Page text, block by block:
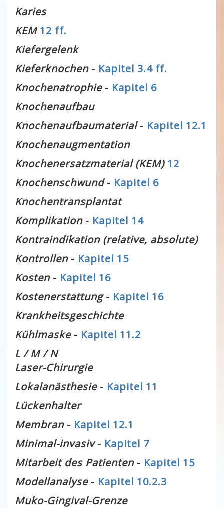
Karies
KEM 12 ff.
Kiefergelenk
Kieferknochen- Kapitel 3.4 ff.
Knochenatrophie- Kapitel 6
Knochenaufbau
Knochenaufbaumaterial- Kapitel 12.1
Knochenaugmentation
Knochenersatzmaterial (KEM) 12
Knochenschwund- Kapitel 6
Knochentransplantat
Komplikation- Kapitel 14
Kontraindikation (relative, absolute)
Kontrollen- Kapitel 15
Kosten- Kapitel 16
Kostenerstattung- Kapitel 16
Krankheitsgeschichte
Kühlmaske- Kapitel 11.2
L / M / N
Laser-Chirurgie
Lokalanästhesie- Kapitel 11
Lückenhalter
Membran- Kapitel 12.1
Minimal-invasiv- Kapitel 7
Mitarbeit des Patienten - Kapitel 15
Modellanalyse- Kapitel 10.2.3
Muko-Gingival-Grenze